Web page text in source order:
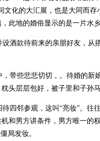
化的大汇展，也是大同而存
此地的婚俗显示的是一片水乡
酒款待前来的亲朋好友，从
带些悲悲切切，。待婚的新
头层层包好，被子里和子孙
四邻参观，这叫“亮妆”。往
和男方讲条件，男方唯一的
局发妆。